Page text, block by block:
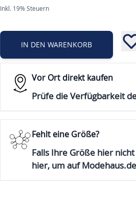
Inkl. 19% Steuern
IN DEN WARENKORB
Vor Ort direkt kaufen
Prüfe die Verfügbarkeit
Fehlt eine Größe?
Falls Ihre Größe hier
hier, um auf